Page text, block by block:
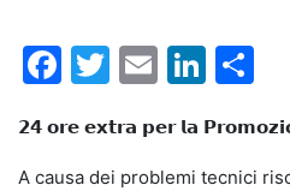
Facebook
Twitter
Email
𝟮𝟰 𝗼𝗿𝗲 𝗲𝘅𝘁𝗿𝗮 𝗽𝗲𝗿 𝗹𝗮
A causa dei problemi tecnici